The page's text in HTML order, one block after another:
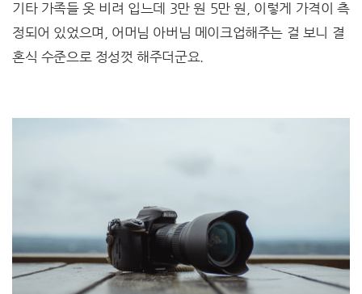
기타 가족들 옷 비려 입느데 3만 원 5만 원, 이렇게 가격이 측
정되어 있었으며, 어머님 아버님 메이크업해주는 걸 보니 결
혼식 수준으로 정성껏 해주더군요.